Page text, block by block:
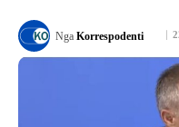
Nga Korrespodenti